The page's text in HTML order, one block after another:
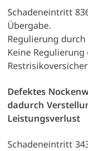
Schadeneintritt
Übergabe.
Regulierung durch
Keine
Defektes
dadurch
Leistungsverlust
Schadeneintritt